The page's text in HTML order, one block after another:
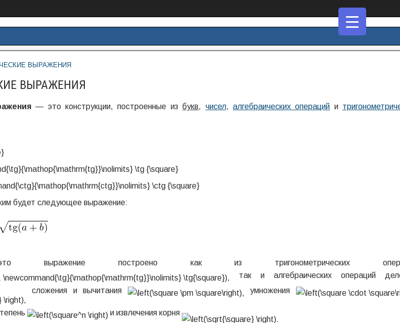
ВЫРАЖЕНИЯ
ВЫРАЖЕНИЯ
— это конструкции, построенные избукв, чисел, алгебраических операций и
будет следующее выражение:
построено как из тригонометрических
так и алгебраических операций
сложения и вычитания
умножения
и извлечения корня